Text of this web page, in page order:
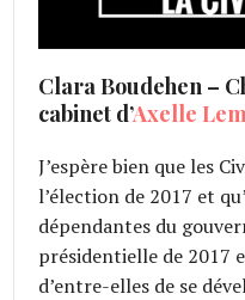
Clara Boudehen –
cabinet d’Axelle
J’espère bien que les
l’élection de 2017 et
dépendantes du
présidentielle de 2017
d’entre-elles de se